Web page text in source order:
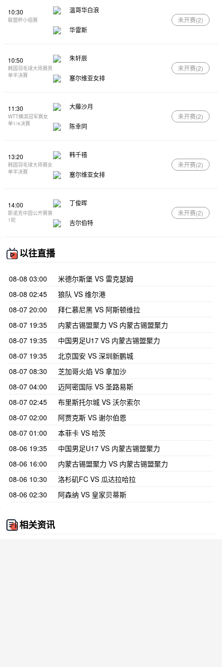
10:30
联盟杯小组赛
温哥华白浪
华雷斯
未开赛(2)
10:50
韩国羽毛球大师赛男
单半决赛
朱轩辰
塞尔维亚女排
未开赛(2)
11:30
WTT横滨冠军赛女
单1/4决赛
大藤沙月
陈幸同
未开赛(2)
13:20
韩国羽毛球大师赛女
单半决赛
韩千禧
塞尔维亚女排
未开赛(2)
14:00
斯诺克中国公开赛第
1轮
丁俊晖
吉尔伯特
未开赛(2)
以往直播
08-08 03:00
米德尔斯堡 VS 雷克瑟姆
08-08 02:45
狼队 VS 维尔港
08-07 20:00
拜仁慕尼黑 VS 阿斯顿维拉
08-07 19:35
内蒙古锡盟聚力 VS 内蒙古锡盟聚力
08-07 19:35
中国男足U17 VS 内蒙古锡盟聚力
08-07 19:35
北京国安 VS 深圳新鹏城
08-07 08:30
芝加哥火焰 VS 拿加沙
08-07 04:00
迈阿密国际 VS 圣路易斯
08-07 02:45
布里斯托尔城 VS 沃尔索尔
08-07 02:00
阿贾克斯 VS 谢尔伯恩
08-07 01:00
本菲卡 VS 哈茨
08-06 19:35
中国男足U17 VS 内蒙古锡盟聚力
08-06 16:00
内蒙古锡盟聚力 VS 内蒙古锡盟聚力
08-06 10:30
洛杉矶FC VS 瓜达拉哈拉
08-06 02:30
阿森纳 VS 皇家贝蒂斯
相关资讯